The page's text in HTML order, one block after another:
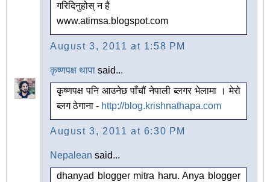
गरिदिनुहोस् न है
www.atimsa.blogspot.com
August 3, 2011 at 1:58 PM
कृष्णपक्ष थापा said...
कृष्णपक्ष पनि आउनेछ पाँचौं नेपाली ब्लगर भेलामा । मेरो
ब्लग ठेगाना - http://blog.krishnathapa.com
August 3, 2011 at 6:30 PM
Nepalean said...
dhanyad blogger mitra haru. Anya blogger